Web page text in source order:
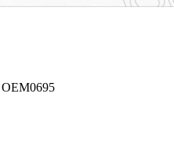
OEM0695